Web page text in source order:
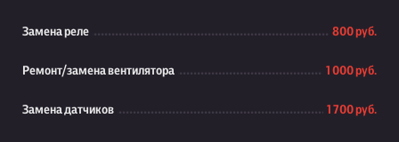
Замена реле 800 руб.
Ремонт/замена вентилятора 1 000 руб.
Замена датчиков 1 700 руб.